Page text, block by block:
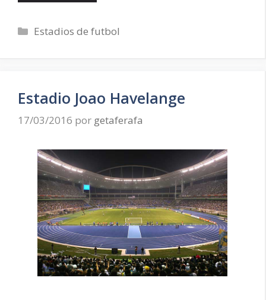
Categorías
Estadios de futbol
Estadio Joao Havelange
17/03/2016 por getaferafa